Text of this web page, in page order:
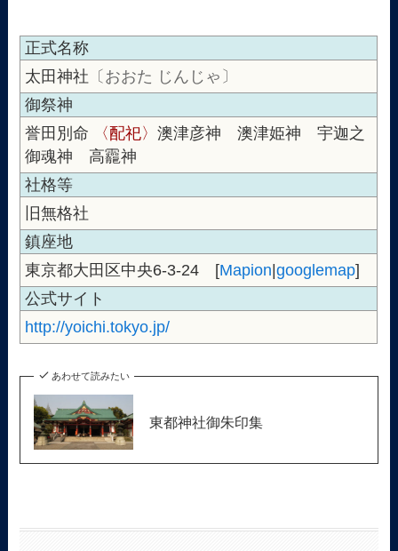
正式名称
太田神社 〔おおた じんじゃ〕
御祭神
誉田別命
〈配祀〉澳津彦神 澳津姫神 宇迦之
御魂神 高龗神
社格等
旧無格社
鎮座地
東京都大田区中央6-3-24 [Mapion|googlemap]
公式サイト
http://yoichi.tokyo.jp/
あわせて読みたい
東都神社御朱印集